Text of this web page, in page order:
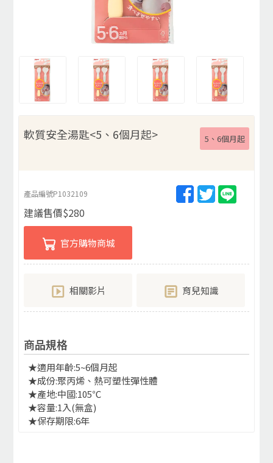
軟質安全湯匙<5、6個月起> 5、6個月起
產品編號P1032109
建議售價$280
官方購物商城
相關影片 育兒知識
商品規格
★適用年齡:5~6個月起
★成份:聚丙烯、熱可塑性彈性體
★產地:中國:105℃
★容量:1入(無盒)
★保存期限:6年